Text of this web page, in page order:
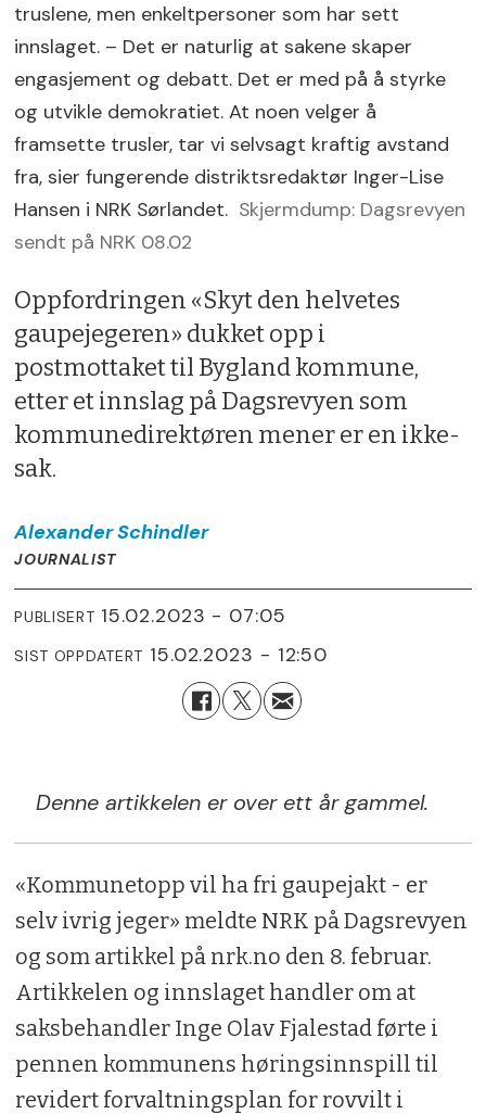
truslene, men enkeltpersoner som har sett
innslaget. – Det er naturlig at sakene skaper
engasjement og debatt. Det er med på å styrke
og utvikle demokratiet. At noen velger å
framsette trusler, tar vi selvsagt kraftig avstand
fra, sier fungerende distriktsredaktør Inger-Lise
Hansen i NRK Sørlandet. Skjermdump: Dagsrevyen
sendt på NRK 08.02
Oppfordringen «Skyt den helvetes
gaupejegeren» dukket opp i
postmottaket til Bygland kommune,
etter et innslag på Dagsrevyen som
kommunedirektøren mener er en ikke-
sak.
AlexanderSchindler
JOURNALIST
PUBLISERT 15.02.2023 - 07:05
SIST OPPDATERT 15.02.2023 - 12:50
Denne artikkelen er over ett år gammel.
«Kommunetopp vil ha fri gaupejakt - er
selv ivrig jeger» meldte NRK på Dagsrevyen
og som artikkel på nrk.no den 8. februar.
Artikkelen og innslaget handler om at
saksbehandler Inge Olav Fjalestad førte i
pennen kommunens høringsinnspill til
revidert forvaltningsplan for rovvilt i